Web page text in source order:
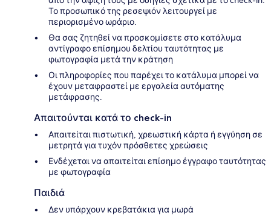
Το προσωπικό της ρεσεψιόν λειτουργεί με
περιορισμένο ωράριο.
Θα σας ζητηθεί να προσκομίσετε στο κατάλυμα
αντίγραφο επίσημου δελτίου ταυτότητας με
φωτογραφία μετά την κράτηση
Οι πληροφορίες που παρέχει το κατάλυμα μπορεί να
έχουν μεταφραστεί με εργαλεία αυτόματης
μετάφρασης.
Απαιτούνται κατά το check-in
Απαιτείται πιστωτική, χρεωστική κάρτα ή εγγύηση σε
μετρητά για τυχόν πρόσθετες χρεώσεις
Ενδέχεται να απαιτείται επίσημο έγγραφο ταυτότητας
με φωτογραφία
Παιδιά
Δεν υπάρχουν κρεβατάκια για μωρά